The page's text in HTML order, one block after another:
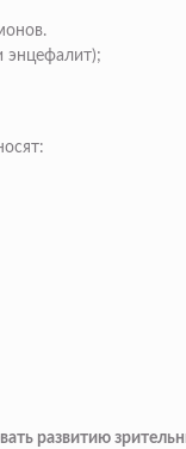
энцефалит);
развитию